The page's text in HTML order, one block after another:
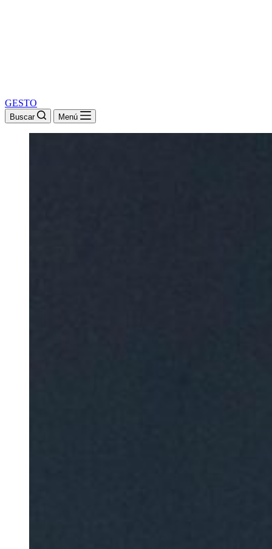
GESTO
Buscar Menú